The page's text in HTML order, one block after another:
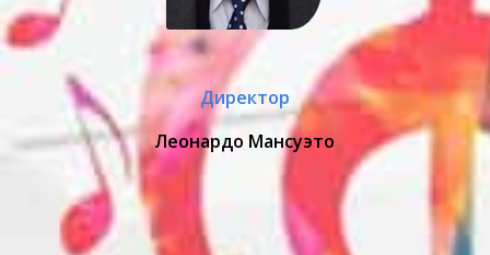
Директор
Леонардо Мансуэто